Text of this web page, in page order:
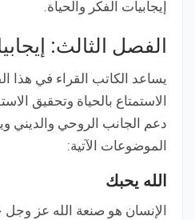
إيجابيات الفكر والحياة.
الفصل الثالث:
يساعد الكاتب القراء في هذا
الاستمتاع بالحياة وتحقيق
دعم الجانب الروحي والديني
الموضوعات الآتية:
الله يحبك
الإنسان هو صنعة الله عز